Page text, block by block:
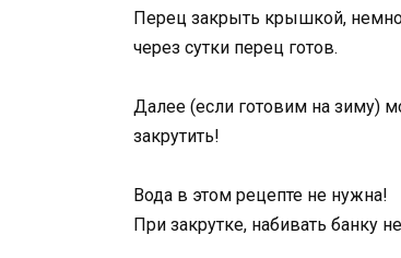
Перец закрыть крышкой,
через сутки перец готов.
Далее (если готовим на зиму)
закрутить!
Вода в этом рецепте не нужна!
При закрутке, набивать банку